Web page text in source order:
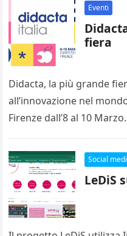
Eventi
fiera
Didacta, la più grande
all’innovazione nel
Firenze dall’8 al 10
Social
LeDiS